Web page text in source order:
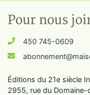
Pour nous
450 745-0609
Éditions du 21e siècle
2955, rue du